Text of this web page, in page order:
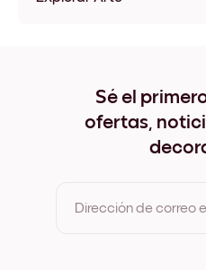
Home Madera de Roble
Home Ancho Negro
Home Ancho Blanco
Sé el
ofertas,
Dirección de correo